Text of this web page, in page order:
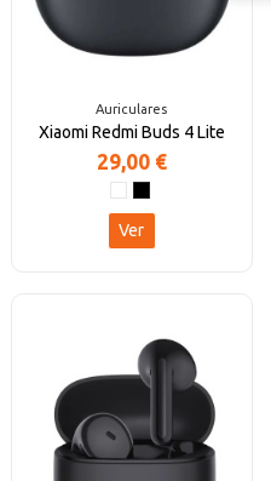
Auriculares
Xiaomi Redmi Buds 4 Lite
29,00 €
Ver